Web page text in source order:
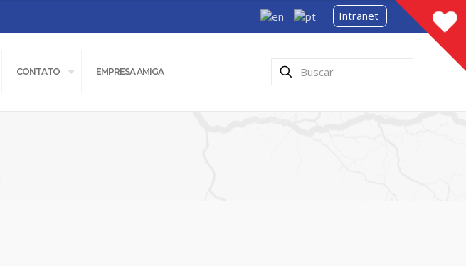
Intranet
CONTATO EMPRESA AMIGA